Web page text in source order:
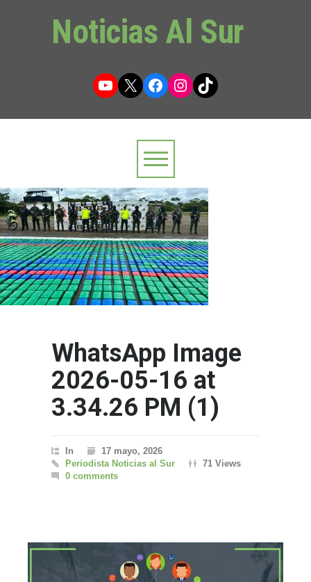
Noticias Al Sur
YouTube
X Facebook
Instagram
TikTok
WhatsApp Image
2026-05-16 at
3.34.26 PM (1)
In
17 mayo, 2026
Periodista Noticias al Sur
71 Views
0 comments